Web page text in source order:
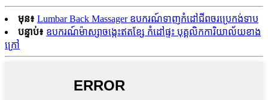
មុន៖ Lumbar Back Massager ឧបករណ៍ទាញកំដៅជីពចរប្រេកង់ទាប
បន្ទាប់៖ ឧបករណ៍ម៉ាស្សាចង្កេះឥតខ្សែ កំដៅផ្ទះ បុគ្គលិកការិយាល័យខាង
ក្រៅ